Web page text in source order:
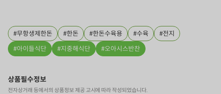
무항생제한돈 한돈 한돈수육용 수육
전지
아이들식단
지중해식단 오아시스반찬
상품필수정보
전자상거래 등에서의 상품정보 제공 고시에 따라 작성되었습니다.